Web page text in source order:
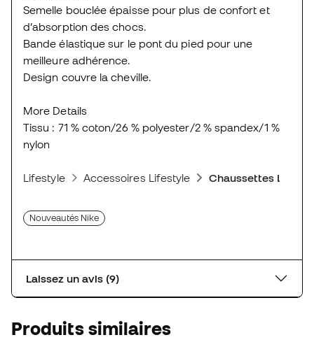
Semelle bouclée épaisse pour plus de confort et
d’absorption des chocs.
Bande élastique sur le pont du pied pour une
meilleure adhérence.
Design couvre la cheville.
More Details
Tissu : 71 % coton/26 % polyester/2 % spandex/1 %
nylon
Lifestyle Accessoires Lifestyle Chaussettes
Nouveautés Nike
Laissez un avis (9)
Produits similaires